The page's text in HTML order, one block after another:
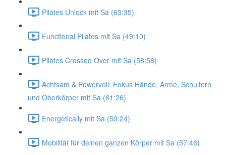
Pilates Unlock mit Sa (63:35)
Functional Pilates mit Sa (49:10)
Pilates Crossed Over mit Sa (58:58)
Achtsam & Powervoll: Fokus Hände, Arme, Schultern
und Oberkörper mit Sa (61:26)
Energetically mit Sa (59:24)
Mobilität für deinen ganzen Körper mit Sa (57:46)